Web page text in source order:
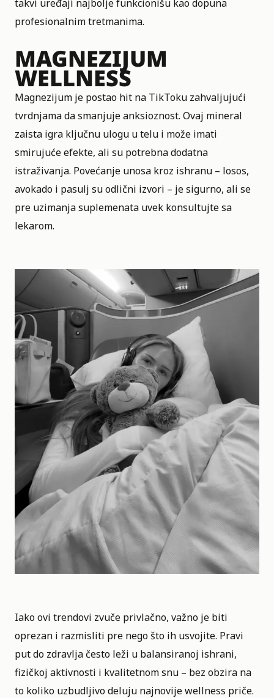
takvi uređaji najbolje funkcionišu kao dopuna
profesionalnim tretmanima.
MAGNEZIJUM
WELLNESS
Magnezijum je postao hit na TikToku zahvaljujući
tvrdnjama da smanjuje anksioznost. Ovaj mineral
zaista igra ključnu ulogu u telu i može imati
smirujuće efekte, ali su potrebna dodatna
istraživanja. Povećanje unosa kroz ishranu – losos,
avokado i pasulj su odlični izvori – je sigurno, ali se
pre uzimanja suplemenata uvek konsultujte sa
lekarom.
Iako ovi trendovi zvuče privlačno, važno je biti
oprezan i razmisliti pre nego što ih usvojite. Pravi
put do zdravlja često leži u balansiranoj ishrani,
fizičkoj aktivnosti i kvalitetnom snu – bez obzira na
to koliko uzbudljivo deluju najnovije wellness priče.